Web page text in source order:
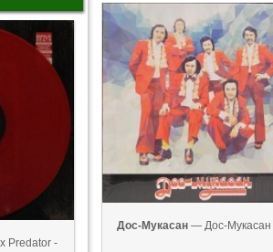
Predator -
Дос-Мукасан— Дос-Мукасан